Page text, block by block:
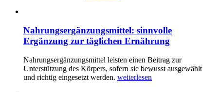
Nahrungsergänzungsmittel: sinnvolle
Ergänzung zur täglichen Ernährung
Nahrungsergänzungsmittel leisten einen Beitrag zur
Unterstützung des Körpers, sofern sie bewusst ausgewählt
und richtig eingesetzt werden. weiterlesen